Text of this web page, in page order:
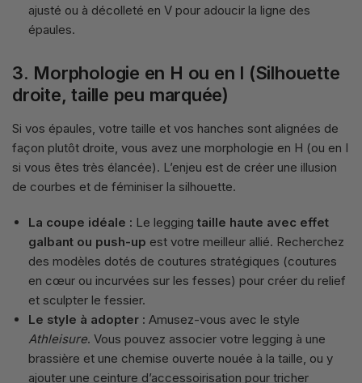
ajusté ou à décolleté en V pour adoucir la ligne des
épaules.
3. Morphologie en H ou en I (Silhouette
droite, taille peu marquée)
Si vos épaules, votre taille et vos hanches sont alignées de
façon plutôt droite, vous avez une morphologie en H (ou en I
si vous êtes très élancée). L’enjeu est de créer une illusion
de courbes et de féminiser la silhouette.
La coupe idéale : Le legging taille haute avec effet
galbant ou push-up est votre meilleur allié. Recherchez
des modèles dotés de coutures stratégiques (coutures
en cœur ou incurvées sur les fesses) pour créer du relief
et sculpter le fessier.
Le style à adopter : Amusez-vous avec le style
Athleisure. Vous pouvez associer votre legging à une
brassière et une chemise ouverte nouée à la taille, ou y
ajouter une ceinture d’accessoirisation pour tricher